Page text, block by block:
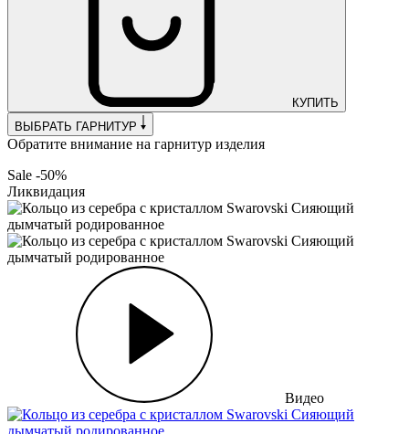
КУПИТЬ
ВЫБРАТЬ ГАРНИТУР
Обратите внимание на гарнитур изделия
Sale -50%
Ликвидация
Видео